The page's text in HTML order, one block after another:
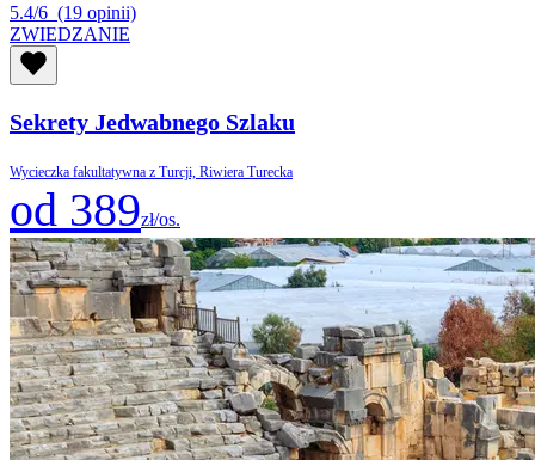
5.4/6 (19 opinii)
ZWIEDZANIE
Sekrety Jedwabnego Szlaku
Wycieczka fakultatywna z Turcji, Riwiera Turecka
od 389zł/os.